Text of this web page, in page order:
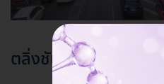
ตลิ่งชัน